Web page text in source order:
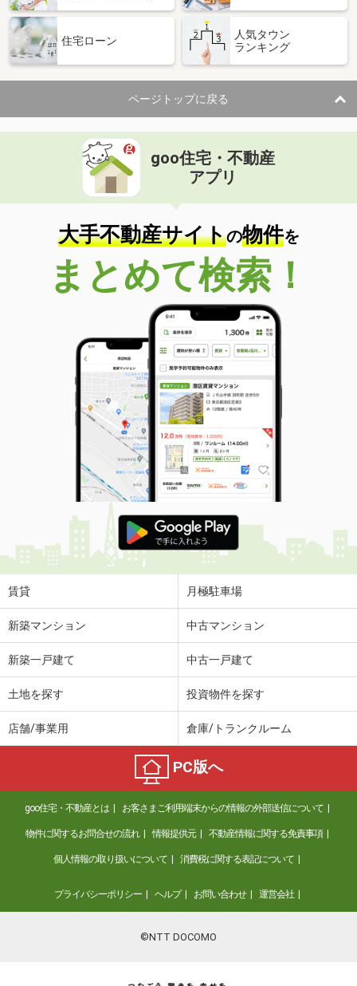
住宅ローン
人気タウン
ランキング
ページトップに戻る
goo住宅・不動産
アプリ
大手不動産サイトの物件を
まとめて検索！
賃貸 月極駐車場
新築マンション 中古マンション
新築一戸建て 中古一戸建て
土地を探す 投資物件を探す
店舗/事業用 倉庫/トランクルーム
PC版へ
goo住宅・不動産とは お客さまご利用端末からの情報の外部送信について
物件に関するお問合せの流れ 情報提供元 不動産情報に関する免責事項
個人情報の取り扱いについて 消費税に関する表記について
プライバシーポリシー ヘルプ お問い合わせ 運営会社
©NTT DOCOMO